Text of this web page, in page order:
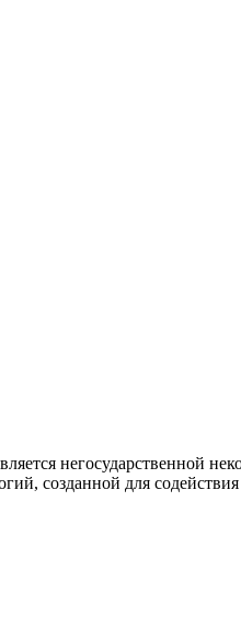
негосударственной
созданной для